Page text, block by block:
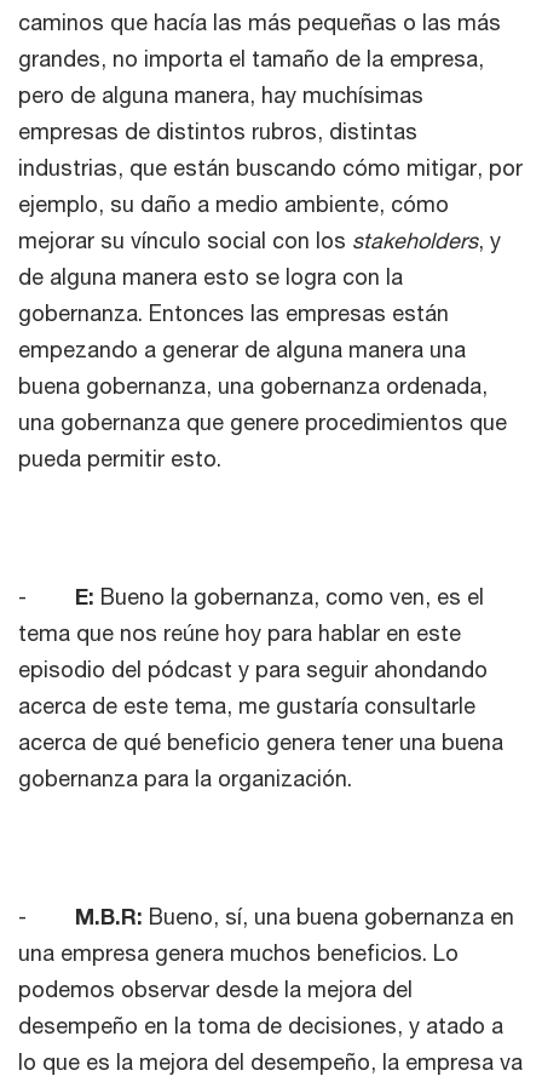
caminos que hacía las más pequeñas o las más
grandes, no importa el tamaño de la empresa,
pero de alguna manera, hay muchísimas
empresas de distintos rubros, distintas
industrias, que están buscando cómo mitigar, por
ejemplo, su daño a medio ambiente, cómo
mejorar su vínculo social con los stakeholders, y
de alguna manera esto se logra con la
gobernanza. Entonces las empresas están
empezando a generar de alguna manera una
buena gobernanza, una gobernanza ordenada,
una gobernanza que genere procedimientos que
pueda permitir esto.
- E: Bueno la gobernanza, como ven, es el
tema que nos reúne hoy para hablar en este
episodio del pódcast y para seguir ahondando
acerca de este tema, me gustaría consultarle
acerca de qué beneficio genera tener una buena
gobernanza para la organización.
- M.B.R: Bueno, sí, una buena gobernanza en
una empresa genera muchos beneficios. Lo
podemos observar desde la mejora del
desempeño en la toma de decisiones, y atado a
lo que es la mejora del desempeño, la empresa va